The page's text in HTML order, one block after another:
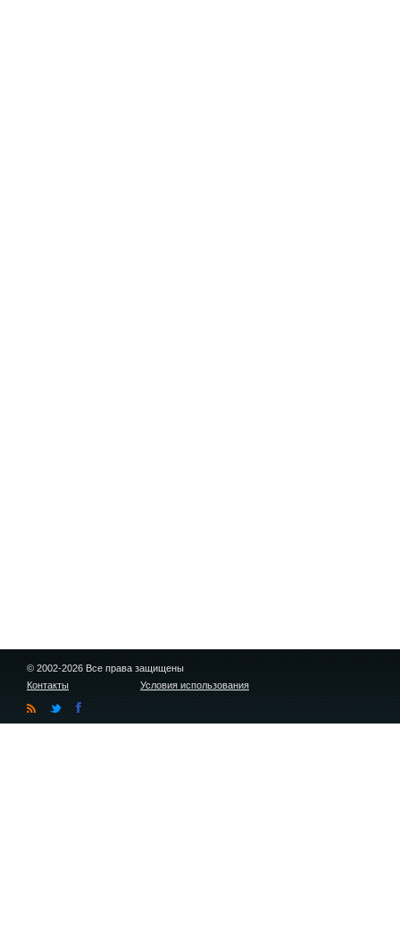
© 2002-2026 Все права защищены
Контакты
Условия использования